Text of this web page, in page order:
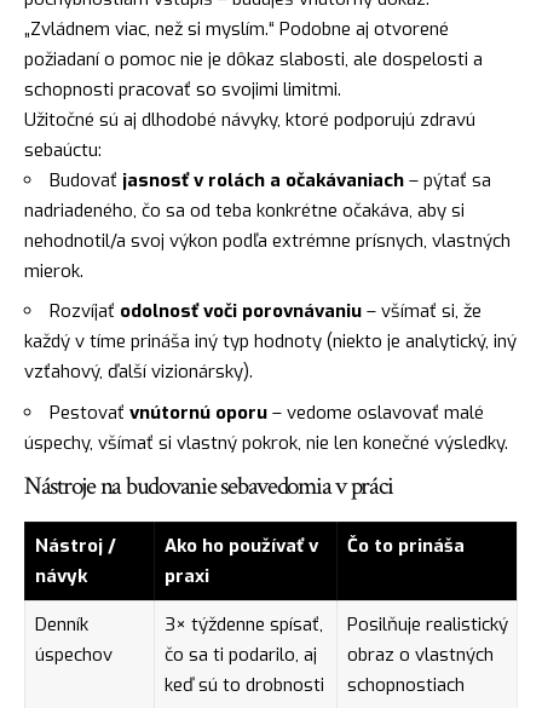
„Zvládnem viac, než si myslím.“ Podobne aj otvorené
požiadaní o pomoc nie je dôkaz slabosti, ale dospelosti a
schopnosti pracovať so svojimi limitmi.
Užitočné sú aj dlhodobé návyky, ktoré podporujú zdravú
sebaúctu:
Budovať jasnosť v rolách a očakávaniach – pýtať sa
nadriadeného, čo sa od teba konkrétne očakáva, aby si
nehodnotil/a svoj výkon podľa extrémne prísnych, vlastných
mierok.
Rozvíjať odolnosť voči porovnávaniu – všímať si, že
každý v tíme prináša iný typ hodnoty (niekto je analytický, iný
vzťahový, ďalší vizionársky).
Pestovať vnútornú oporu – vedome oslavovať malé
úspechy, všímať si vlastný pokrok, nie len konečné výsledky.
Nástroje na budovanie sebavedomia v práci
Nástroj /
návyk
Ako ho používať v
praxi
Čo to prináša
Denník
úspechov
3× týždenne spísať,
čo sa ti podarilo, aj
keď sú to drobnosti
Posilňuje realistický
obraz o vlastných
schopnostiach